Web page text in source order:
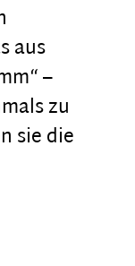
aus
–
zu
sie die